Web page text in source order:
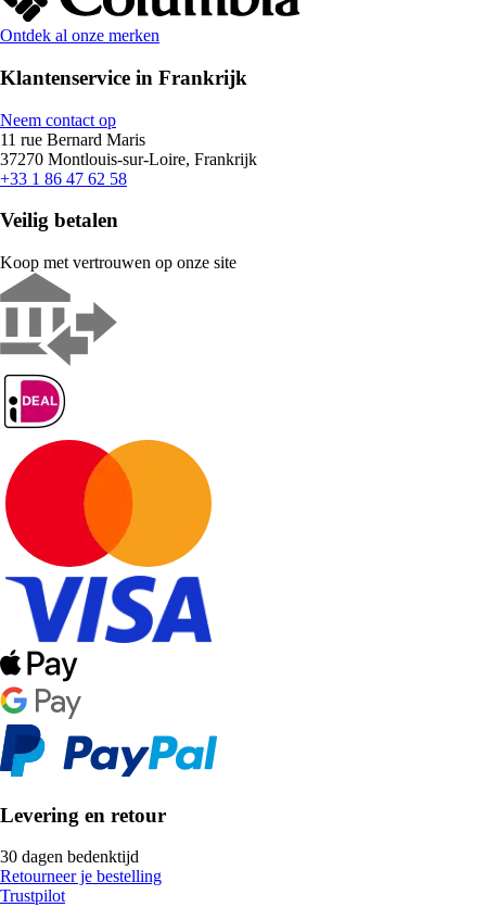
Ontdek al onze merken
Klantenservice in Frankrijk
Neem contact op
11 rue Bernard Maris
37270 Montlouis-sur-Loire, Frankrijk
+33 1 86 47 62 58
Veilig betalen
Koop met vertrouwen op onze site
Levering en retour
30 dagen bedenktijd
Retourneer je bestelling
Trustpilot